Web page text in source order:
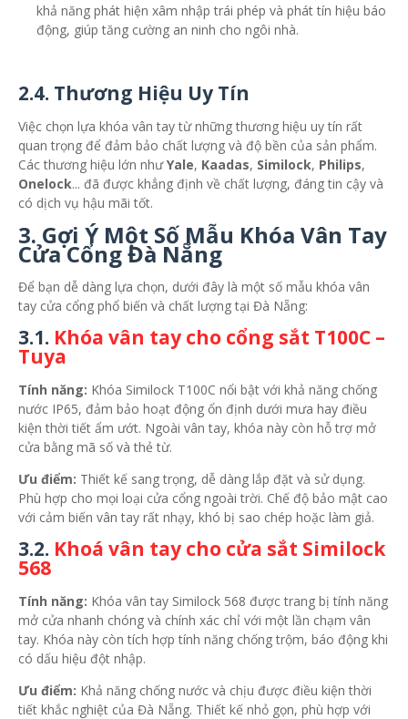
khả năng phát hiện xâm nhập trái phép và phát tín hiệu báo
động, giúp tăng cường an ninh cho ngôi nhà.
2.4. Thương Hiệu Uy Tín
Việc chọn lựa khóa vân tay từ những thương hiệu uy tín rất
quan trọng để đảm bảo chất lượng và độ bền của sản phẩm.
Các thương hiệu lớn nhưYale, Kaadas, Similock, Philips,
Onelock... đã được khẳng định về chất lượng, đáng tin cậy và
có dịch vụ hậu mãi tốt.
3. Gợi Ý Một Số Mẫu Khóa Vân Tay
Cửa Cổng Đà Nẵng
Để bạn dễ dàng lựa chọn, dưới đây là một số mẫu khóa vân
tay cửa cổng phổ biến và chất lượng tại Đà Nẵng:
3.1. Khóa vân tay cho cổng sắt T100C –
Tuya
Tính năng: Khóa Similock T100C nổi bật với khả năng chống
nước IP65, đảm bảo hoạt động ổn định dưới mưa hay điều
kiện thời tiết ẩm ướt. Ngoài vân tay, khóa này còn hỗ trợ mở
cửa bằng mã số và thẻ từ.
Ưu điểm: Thiết kế sang trọng, dễ dàng lắp đặt và sử dụng.
Phù hợp cho mọi loại cửa cổng ngoài trời. Chế độ bảo mật cao
với cảm biến vân tay rất nhạy, khó bị sao chép hoặc làm giả.
3.2. Khoá vân tay cho cửa sắt Similock
568
Tính năng: Khóa vân tay Similock 568 được trang bị tính năng
mở cửa nhanh chóng và chính xác chỉ với một lần chạm vân
tay. Khóa này còn tích hợp tính năng chống trộm, báo động khi
có dấu hiệu đột nhập.
Ưu điểm: Khả năng chống nước và chịu được điều kiện thời
tiết khắc nghiệt của Đà Nẵng. Thiết kế nhỏ gọn, phù hợp với